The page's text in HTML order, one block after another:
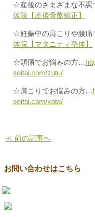
☆産後のさまざまな不
体院【産後骨盤矯正】
☆妊娠中の肩こりや腰
体院【マタニティ整体】
☆頭痛でお悩みの方…
seitai.com/zutu/
☆肩こりでお悩みの方…
seitai.com/kata/
≪ 前の記事へ
お問い合わせはこちら